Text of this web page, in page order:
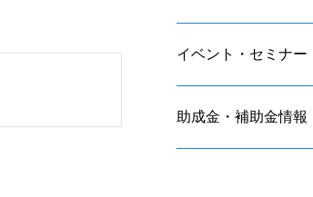
イベント・セミナー
助成金・補助金情報